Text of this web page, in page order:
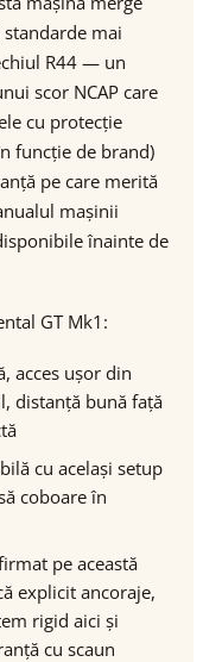
standarde mai
R44 — un
scor NCAP care
cu protecție
funcție de brand)
pe care merită
mașinii
înainte de
GT Mk1:
acces ușor din
distanță bună față
cu același setup
coboare în
pe această
explicit ancoraje,
rigid aici și
cu scaun